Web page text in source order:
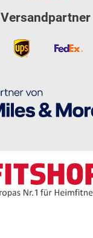
Versandpartner